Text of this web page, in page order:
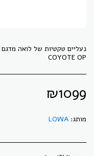
COYOTE OP
₪1099
מותג: LOWA